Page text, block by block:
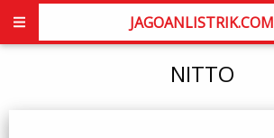
JAGOANLISTRIK.COM
NITTO